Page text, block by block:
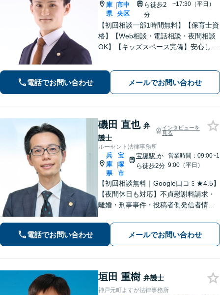
庫
県
|市中
央区
ら徒歩2
分
~17:30（平日）
【初回相談一部1時間無料】【保育士資
格】【Web相談・電話相談・夜間相談
OK】【キッズスペース完備】安心して
も・熟年・不貞・モラハラ）◇相続
（限定承認等も）◇行政（いじめ・学
電話でお問い合わせ メールでお問い合わせ
磯田 直也 弁
護士
インタビューを
見る
ルーセント法律事務所
兵
庫
県
|
宝
塚
市
宝塚駅 か
ら徒歩2分
営業時間：09:00~1
9:00（平日）
【初回相談無料｜Google口コミ★4.5】
【夜間休日も対応】不貞慰謝料請求・
離婚・刑事事件・投稿者側発信者情報
メイドのサービスで問題解決や事業の
推進を強力にサポート【宝塚駅徒歩2分
｜電話・WEB面談で全国対応】
電話でお問い合わせ メールでお問い合わせ
垣田 重樹 弁護士
神戸元町よすが法律事務所